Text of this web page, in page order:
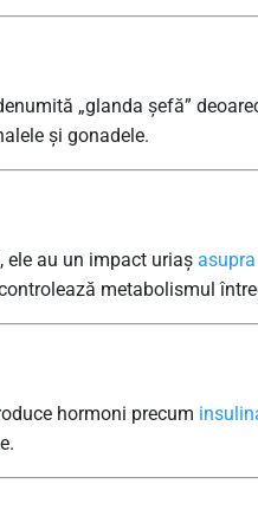
„glanda șefă”
și gonadele.
ele au un impact uriaș asupra
metabolismul
hormoni precum